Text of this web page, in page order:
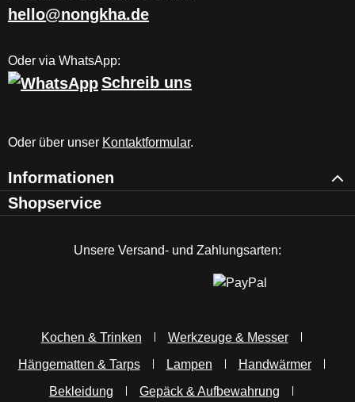
hello@nongkha.de
Oder via WhatsApp:
Schreib uns
Oder über unser Kontaktformular.
Informationen
Shopservice
Unsere Versand- und Zahlungsarten:
Kochen & Trinken
Werkzeuge & Messer
Hängematten & Tarps
Lampen
Handwärmer
Bekleidung
Gepäck & Aufbewahrung